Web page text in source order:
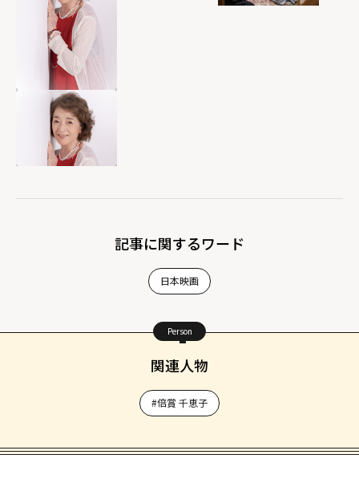
記事に関するワード
日本映画
Person
関連人物
#倍賞 千恵子